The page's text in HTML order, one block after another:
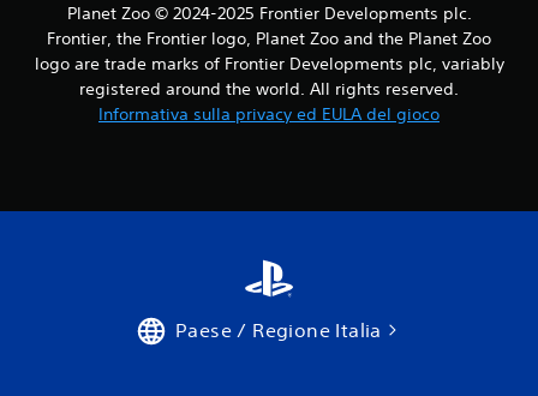
Planet Zoo © 2024-2025 Frontier Developments plc.
Frontier, the Frontier logo, Planet Zoo and the Planet Zoo
logo are trade marks of Frontier Developments plc, variably
registered around the world. All rights reserved.
Informativa sulla privacy ed EULA del gioco
Paese / Regione Italia